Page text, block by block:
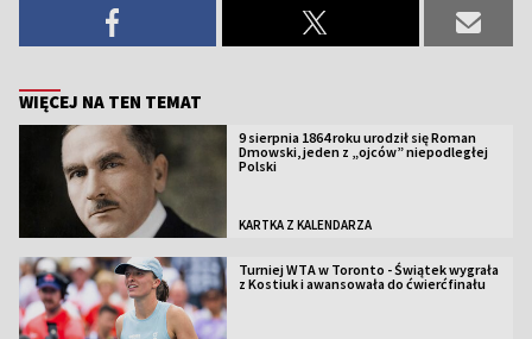
WIĘCEJ NA TEN TEMAT
9 sierpnia 1864 roku urodził się Roman
Dmowski, jeden z „ojców” niepodległej
Polski
KARTKA Z KALENDARZA
Turniej WTA w Toronto - Świątek wygrała
z Kostiuk i awansowała do ćwierćfinału